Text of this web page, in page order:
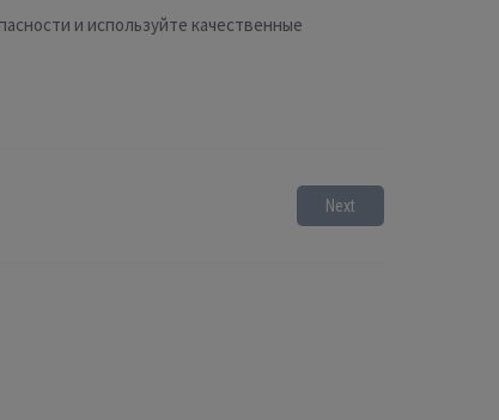
и используйте качественные
Next